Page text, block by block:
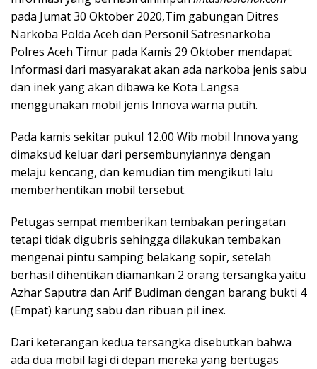
pada Jumat 30 Oktober 2020,Tim gabungan Ditres
Narkoba Polda Aceh dan Personil Satresnarkoba
Polres Aceh Timur pada Kamis 29 Oktober mendapat
Informasi dari masyarakat akan ada narkoba jenis sabu
dan inek yang akan dibawa ke Kota Langsa
menggunakan mobil jenis Innova warna putih.
Pada kamis sekitar pukul 12.00 Wib mobil Innova yang
dimaksud keluar dari persembunyiannya dengan
melaju kencang, dan kemudian tim mengikuti lalu
memberhentikan mobil tersebut.
Petugas sempat memberikan tembakan peringatan
tetapi tidak digubris sehingga dilakukan tembakan
mengenai pintu samping belakang sopir, setelah
berhasil dihentikan diamankan 2 orang tersangka yaitu
Azhar Saputra dan Arif Budiman dengan barang bukti 4
(Empat) karung sabu dan ribuan pil inex.
Dari keterangan kedua tersangka disebutkan bahwa
ada dua mobil lagi di depan mereka yang bertugas